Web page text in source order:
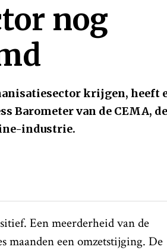
nog
krijgen, heeft
Barometer van de CEMA, de
industrie.
Een meerderheid van de
maanden een omzetstijging. De